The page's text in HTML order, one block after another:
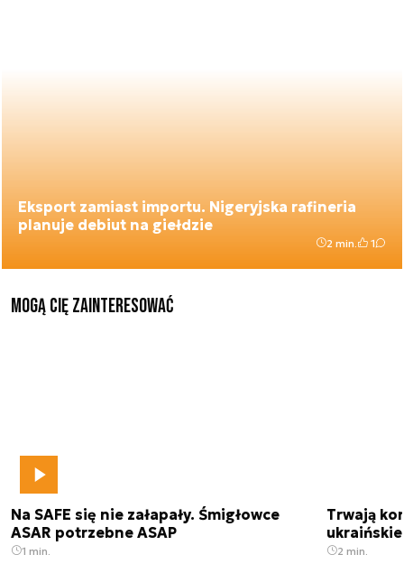
Eksport zamiast importu. Nigeryjska rafineria
planuje debiut na giełdzie
2 min. 1
Mogą Cię zainteresować
Na SAFE się nie załapały. Śmigłowce
ASAR potrzebne ASAP
1 min.
Trwają
2 min.